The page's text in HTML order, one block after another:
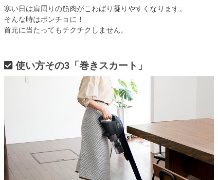
寒い日は肩周りの筋肉がこわばり凝りやすくなります。
そんな時はポンチョに！
首元に当たってもチクチクしません。
使い方その3「巻きスカート」